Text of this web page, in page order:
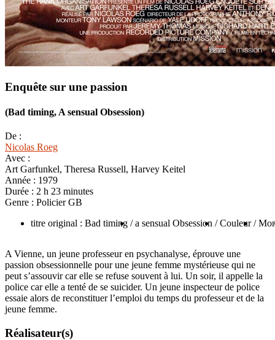
Enquête sur une passion
(Bad timing, A sensual Obsession)
De :
Nicolas Roeg
Avec :
Art Garfunkel, Theresa Russell, Harvey Keitel
Année : 1979
Durée : 2 h 23 minutes
Genre : Policier GB
titre original : Bad timing / a sensual Obsession / Couleur /
A Vienne, un jeune professeur en psychanalyse, éprouve une
passion obsessionnelle pour une jeune femme mystérieuse qui ne
peut s’assouvir car elle se refuse souvent à lui. Un soir, il appelle la
police car elle a tenté de se suicider. Un jeune inspecteur de police
essaie alors de reconstituer l’emploi du temps du professeur et de la
jeune femme.
Réalisateur(s)